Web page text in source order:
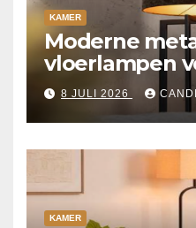
KAMER
Moderne
vloerlampen
8 JULI 2026
KAMER